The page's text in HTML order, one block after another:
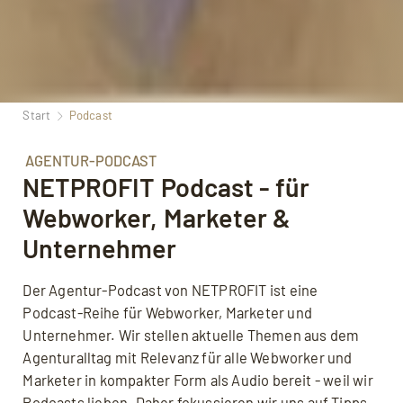
Start Podcast
AGENTUR-PODCAST
NETPROFIT Podcast - für
Webworker, Marketer &
Unternehmer
Der Agentur-Podcast von NETPROFIT ist eine
Podcast-Reihe für Webworker, Marketer und
Unternehmer. Wir stellen aktuelle Themen aus dem
Agenturalltag mit Relevanz für alle Webworker und
Marketer in kompakter Form als Audio bereit - weil wir